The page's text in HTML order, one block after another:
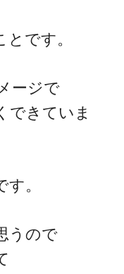
です。
ージで
できていま
。
うので